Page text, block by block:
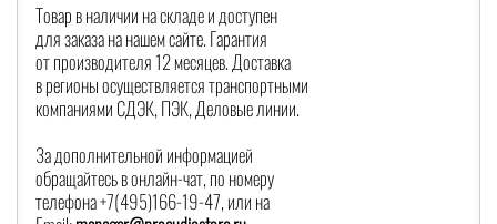
Товар в наличии на складе и доступен
для заказа на нашем сайте. Гарантия
от производителя 12 месяцев. Доставка
в регионы осуществляется транспортными
компаниями СДЭК, ПЭК, Деловые линии.
За дополнительной информацией
обращайтесь в онлайн-чат, по номеру
телефона +7(495)166-19-47, или на